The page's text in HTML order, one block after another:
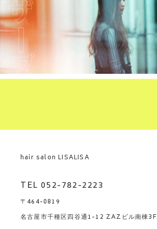
hair salon LISALISA
TEL 052-782-2223
〒464-0819
名古屋市千種区四谷通1-12 ZAZビル南棟3F